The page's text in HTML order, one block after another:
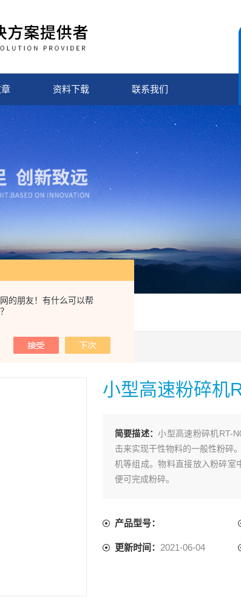
的朋友！有什么可以帮
资料下载 联系我们
小型高速粉碎机
简要描述： 小型高速粉碎机RT-
击来实现干性物料的一般性粉碎
机等组成。物料直接放入粉碎室
便可完成粉碎。
产品型号：
更新时间： 2021-06-04